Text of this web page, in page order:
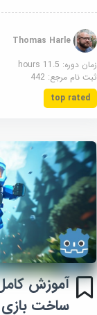
زمان دوره: 11.5 hours
ثبت نام مرجع: 442
top rated
آموزش
ساخت